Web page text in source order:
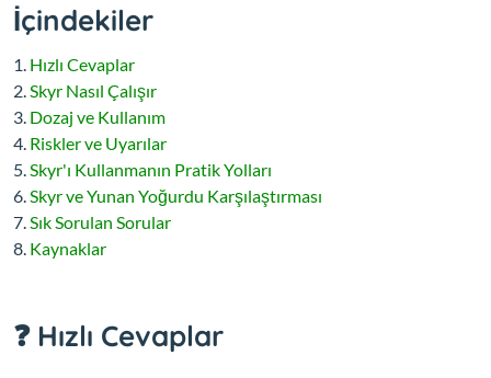
İçindekiler
Hızlı Cevaplar
Skyr Nasıl Çalışır
Dozaj ve Kullanım
Riskler ve Uyarılar
Skyr'ı Kullanmanın Pratik Yolları
Skyr ve Yunan Yoğurdu Karşılaştırması
Sık Sorulan Sorular
Kaynaklar
❓ Hızlı Cevaplar